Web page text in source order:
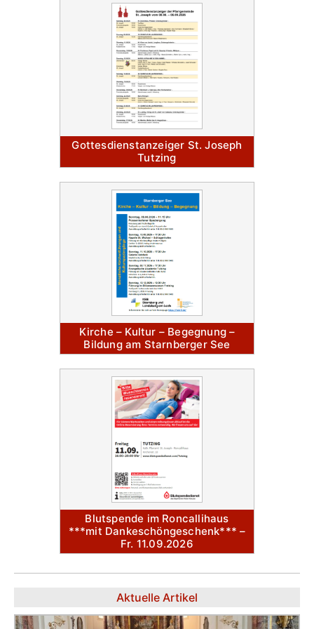
Gottesdienstanzeiger St. Joseph
Tutzing
Kirche – Kultur – Begegnung –
Bildung am Starnberger See
Blutspende im Roncallihaus
***mit Dankeschöngeschenk*** –
Fr. 11.09.2026
Aktuelle Artikel